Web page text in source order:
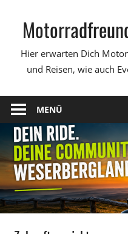
springen
Hier erwarten Dich
und Reisen, wie auch
MENÜ